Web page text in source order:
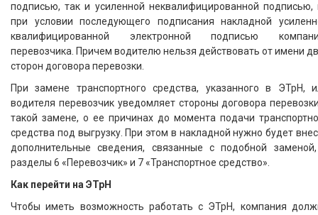
подписью, так и усиленной неквалифицированной подписью,
при условии последующего подписания накладной
квалифицированной электронной подписью
перевозчика. Причем водителю нельзя действовать от имени
сторон договора перевозки.
При замене транспортного средства, указанного в ЭТрН,
водителя перевозчик уведомляет стороны договора
такой замене, о ее причинах до момента подачи
средства под выгрузку. При этом в накладной нужно будет
дополнительные сведения, связанные с подобной
разделы 6 «Перевозчик» и 7 «Транспортное средство».
Как перейти на ЭТрН
Чтобы иметь возможность работать с ЭТрН, компания